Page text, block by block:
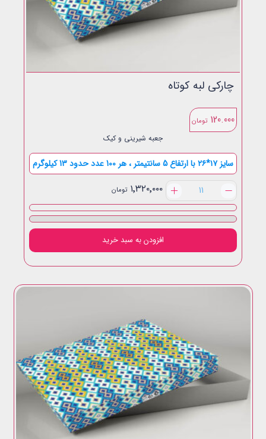
چارکی لبه کوتاه
120.000 تومان
جعبه شیرینی و کیک
سایز ۱۷*۲۶ با ارتفاع 5 سانتیمتر ، هر 100 عدد حدود 13 کیلوگرم
چارکی
لبه
کوتاه
عدد
۱٬۳۲۰٬۰۰۰ تومان
افزودن به سبد خرید